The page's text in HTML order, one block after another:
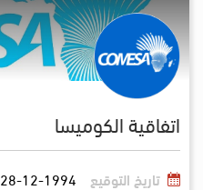
اتفاقية الكوميسا
تاريخ التوقيع
28-12-1994